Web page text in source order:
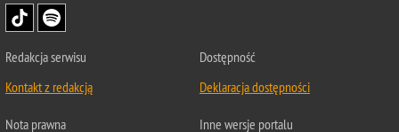
Redakcja serwisu
Kontakt z redakcją
Dostępność
Deklaracja dostępności
Nota prawna Inne wersje portalu